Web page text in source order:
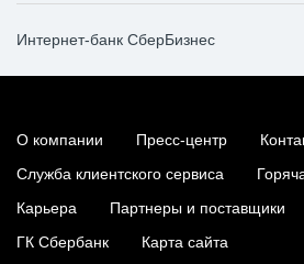
Интернет-банк СберБизнес
О компании Пресс-центр
Служба клиентского сервиса
Карьера
Партнеры и поставщики
ГК Сбербанк
Карта сайта